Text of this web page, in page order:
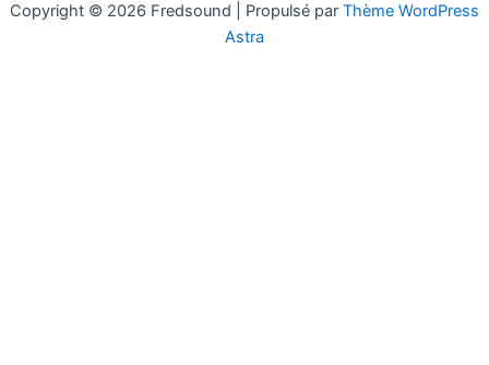
Copyright © 2026 Fredsound | Propulsé par Thème WordPress
Astra